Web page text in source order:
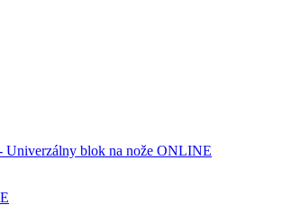
Univerzálny blok na nože ONLINE